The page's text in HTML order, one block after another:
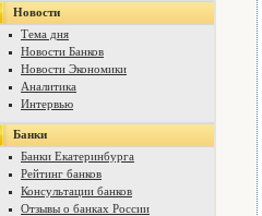
Новости
Тема дня
Новости Банков
Новости Экономики
Аналитика
Интервью
Банки
Банки Екатеринбурга
Рейтинг банков
Консультации банков
Отзывы о банках России